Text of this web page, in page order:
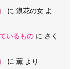
に 浪花の女 よ
いるもの に さく
に 薫 より